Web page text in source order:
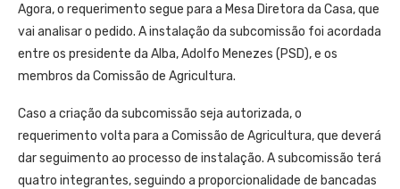
Agora, o requerimento segue para a Mesa Diretora da Casa, que
vai analisar o pedido. A instalação da subcomissão foi acordada
entre os presidente da Alba, Adolfo Menezes (PSD), e os
membros da Comissão de Agricultura.
Caso a criação da subcomissão seja autorizada, o
requerimento volta para a Comissão de Agricultura, que deverá
dar seguimento ao processo de instalação. A subcomissão terá
quatro integrantes, seguindo a proporcionalidade de bancadas